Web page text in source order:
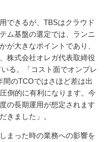
できるが、TBSはクラウド
ム基盤の選定では、ランニ
が大きなポイントであり、
株式会社オレガ代表取締役
る。「コスト面でオンプレ
間のTCOではさほど差は出
倒的に有利になります。今
の長期運用が想定されます
きました」。
まった時の業務への影響を